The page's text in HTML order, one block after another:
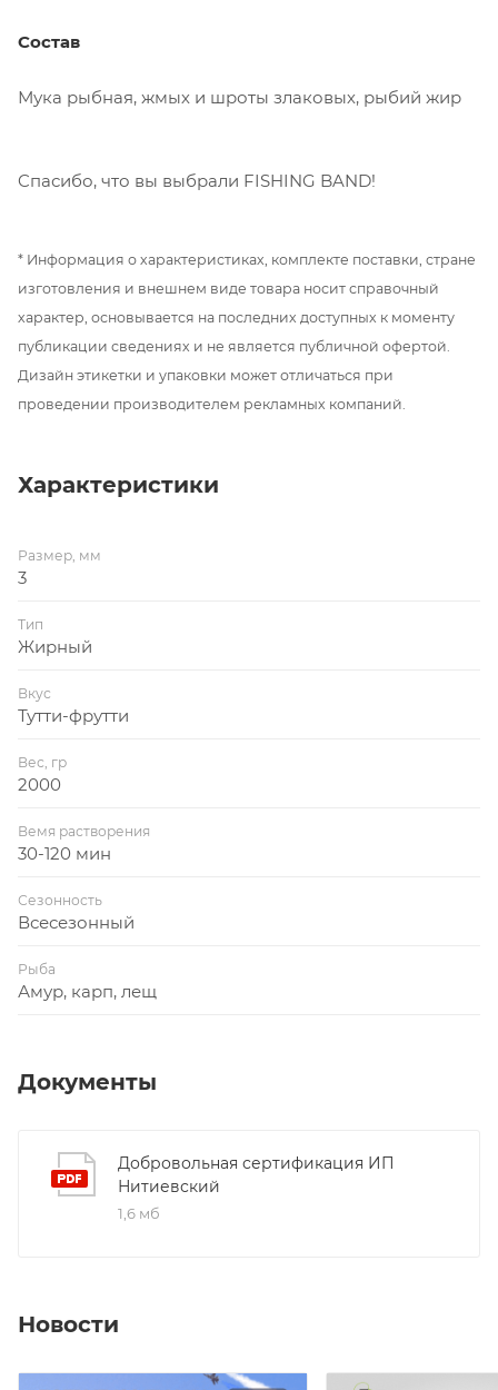
Состав
Мука рыбная, жмых и шроты злаковых, рыбий жир
Cпасибо, что вы выбрали FISHING BAND!
* Информация о характеристиках, комплекте поставки, стране
изготовления и внешнем виде товара носит справочный
характер, основывается на последних доступных к моменту
публикации сведениях и не является публичной офертой.
Дизайн этикетки и упаковки может отличаться при
проведении производителем рекламных компаний.
Характеристики
Размер, мм
3
Тип
Жирный
Вкус
Тутти-фрутти
Вес, гр
2000
Вемя растворения
30-120 мин
Сезонность
Всесезонный
Рыба
Амур, карп, лещ
Документы
Добровольная сертификация ИП
Нитиевский
1,6 мб
Новости